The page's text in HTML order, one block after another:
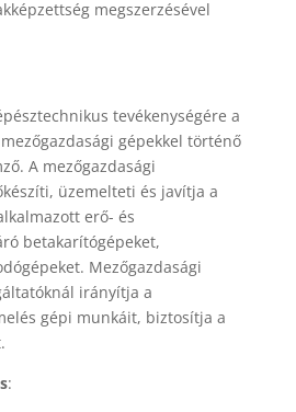
megszerzésével
tevékenységére a
gépekkel történő
A mezőgazdasági
üzemelteti és javítja a
erő- és
betakarítógépeket,
Mezőgazdasági
irányítja a
gépi munkáit, biztosítja a
: